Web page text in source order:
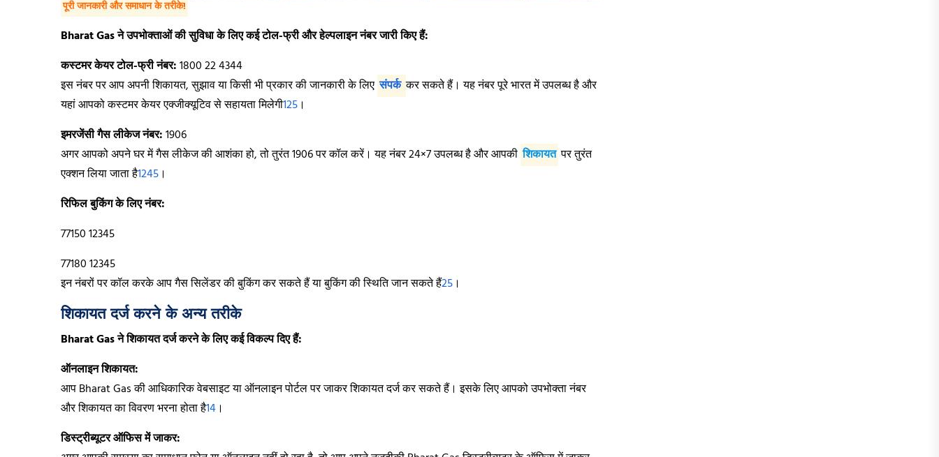
पूरी जानकारी और समाधान के तरीके!
Bharat Gas ने उपभोक्ताओं की सुविधा के लिए कई टोल-फ्री और हेल्पलाइन नंबर जारी किए हैं:
कस्टमर केयर टोल-फ्री नंबर:1800 22 4344
इस नंबर पर आप अपनी शिकायत, सुझाव या किसी भी प्रकार की जानकारी के लिए संपर्क कर सकते हैं। यह नंबर पूरे भारत में उपलब्ध है और
यहां आपको कस्टमर केयर एक्जीक्यूटिव से सहायता मिलेगी125 ।
इमरजेंसी गैस लीकेज नंबर:1906
अगर आपको अपने घर में गैस लीकेज की आशंका हो, तो तुरंत 1906 पर कॉल करें। यह नंबर 24×7 उपलब्ध है और आपकी शिकायत पर तुरंत
एक्शन लिया जाता है1245 ।
रिफिल बुकिंग के लिए नंबर:
77150 12345
77180 12345
इन नंबरों पर कॉल करके आप गैस सिलेंडर की बुकिंग कर सकते हैं या बुकिंग की स्थिति जान सकते हैं25 ।
शिकायत दर्ज करने के अन्य तरीके
Bharat Gas ने शिकायत दर्ज करने के लिए कई विकल्प दिए हैं:
ऑनलाइन शिकायत:
आप Bharat Gas की आधिकारिक वेबसाइट या ऑनलाइन पोर्टल पर जाकर शिकायत दर्ज कर सकते हैं। इसके लिए आपको उपभोक्ता नंबर
और शिकायत का विवरण भरना होता है14 ।
डिस्ट्रीब्यूटर ऑफिस में जाकर: